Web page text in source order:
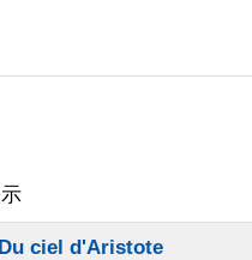
ciel d'Aristote